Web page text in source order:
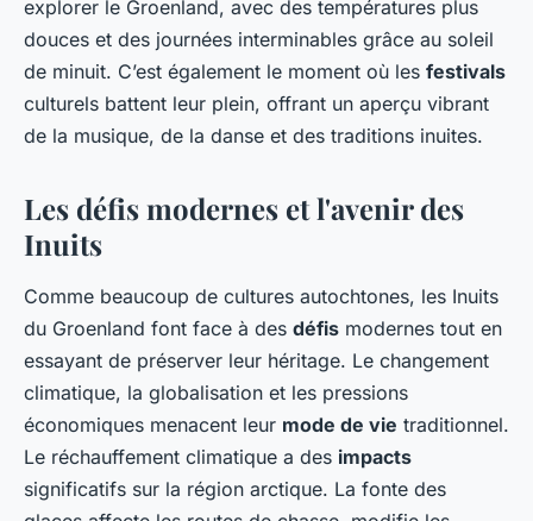
explorer le Groenland, avec des températures plus
douces et des journées interminables grâce au soleil
de minuit. C’est également le moment où les festivals
culturels battent leur plein, offrant un aperçu vibrant
de la musique, de la danse et des traditions inuites.
Les défis modernes et l'avenir des
Inuits
Comme beaucoup de cultures autochtones, les Inuits
du Groenland font face à des défis modernes tout en
essayant de préserver leur héritage. Le changement
climatique, la globalisation et les pressions
économiques menacent leur mode de vie traditionnel.
Le réchauffement climatique a des impacts
significatifs sur la région arctique. La fonte des